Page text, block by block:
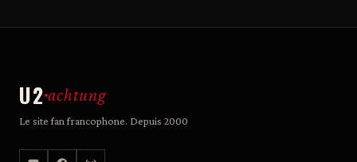
U2 achtung
Le site fan francophone. Depuis 2000